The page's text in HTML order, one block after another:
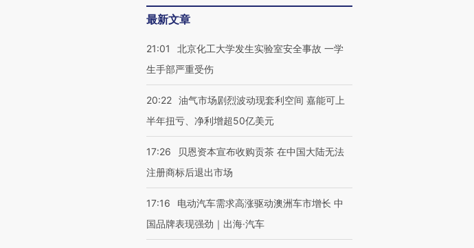
最新文章
21:01
北京化工大学发生实验室安全事故 一学
生手部严重受伤
20:22 油气市场剧烈波动现套利空间 嘉能可上
半年扭亏、净利增超50亿美元
17:26
贝恩资本宣布收购贡茶 在中国大陆无法
注册商标后退出市场
17:16
电动汽车需求高涨驱动澳洲车市增长 中
国品牌表现强劲｜出海·汽车